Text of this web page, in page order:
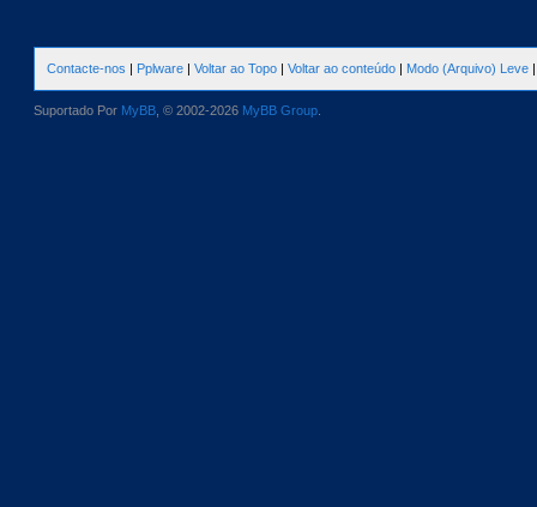
Contacte-nos | Pplware | Voltar ao Topo | Voltar ao conteúdo | Modo (Arquivo) Leve
Suportado Por MyBB , © 2002-2026 MyBB Group